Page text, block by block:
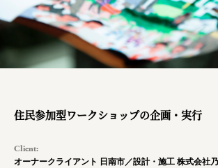
produce
web
design
pr
住民参加型ワークショップの企画・実行
Client:
オーナークライアント 日南市／設計・施工 株式会社